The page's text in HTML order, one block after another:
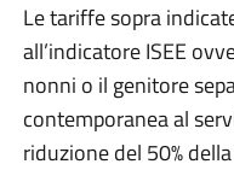
Le tariffe sopra
all’indicatore ISEE
nonni o il genitore
contemporanea al
riduzione del 50%